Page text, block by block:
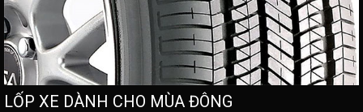
LỐP XE DÀNH CHO MÙA ĐÔNG